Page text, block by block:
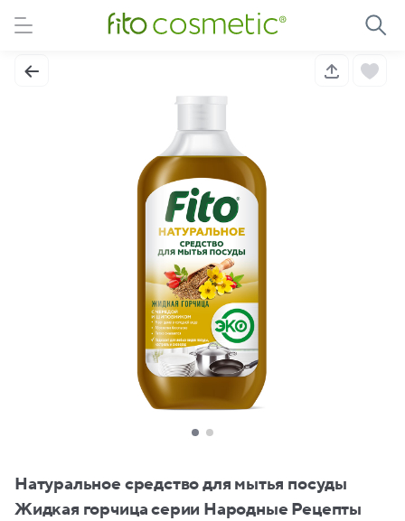
Натуральное средство для мытья посуды
Жидкая горчица серии Народные Рецепты